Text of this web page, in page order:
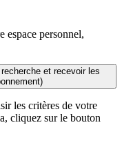
espace personnel,
et recevoir les
les critères de votre
cliquez sur le bouton